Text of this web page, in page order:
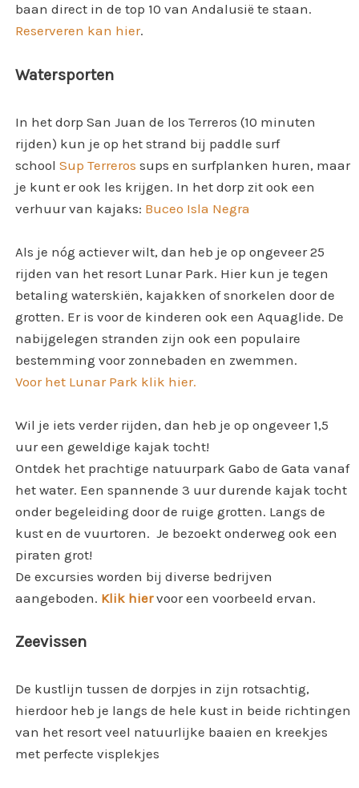
baan direct in de top 10 van Andalusië te staan.
Reserveren kan hier.
Watersporten
In het dorp San Juan de los Terreros (10 minuten
rijden) kun je op het strand bij paddle surf
schoolSup Terreros sups en surfplanken huren, maar
je kunt er ook les krijgen. In het dorp zit ook een
verhuur van kajaks: Buceo Isla Negra
Als je nóg actiever wilt, dan heb je op ongeveer 25
rijden van het resort Lunar Park. Hier kun je tegen
betaling waterskiën, kajakken of snorkelen door de
grotten. Er is voor de kinderen ook een Aquaglide. De
nabijgelegen stranden zijn ook een populaire
bestemming voor zonnebaden en zwemmen.
Voor het Lunar Park klik hier.
Wil je iets verder rijden, dan heb je op ongeveer 1,5
uur een geweldige kajak tocht!
Ontdek het prachtige natuurpark Gabo de Gata vanaf
het water. Een spannende 3 uur durende kajak tocht
onder begeleiding door de ruige grotten. Langs de
kust en de vuurtoren. Je bezoekt onderweg ook een
piraten grot!
De excursies worden bij diverse bedrijven
aangeboden. Klik hiervoor een voorbeeld ervan.
Zeevissen
De kustlijn tussen de dorpjes in zijn rotsachtig,
hierdoor heb je langs de hele kust in beide richtingen
van het resort veel natuurlijke baaien en kreekjes
met perfecte visplekjes